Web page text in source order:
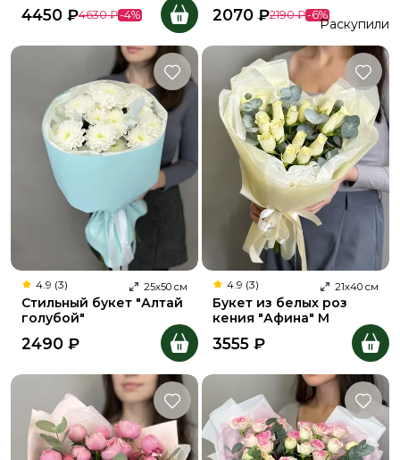
4450 ₽4630 ₽-4% 2070 ₽2190 ₽-6%
Раскупили
4.9 (3) 25х50 см
Стильный букет "Алтай
голубой"
2490 ₽
4.9 (3) 21х40 см
Букет из белых роз
кения "Афина" M
3555 ₽